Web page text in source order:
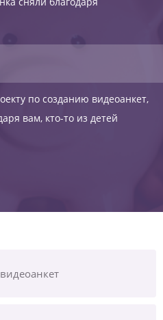
по созданию видеоанкет,
вам, кто-то из детей